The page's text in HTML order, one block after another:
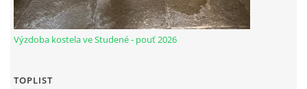
Výzdoba kostela ve Studené - pouť 2026
TOPLIST